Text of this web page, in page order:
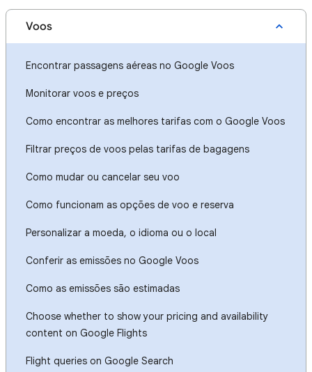
Voos
Encontrar passagens aéreas no Google Voos
Monitorar voos e preços
Como encontrar as melhores tarifas com o Google Voos
Filtrar preços de voos pelas tarifas de bagagens
Como mudar ou cancelar seu voo
Como funcionam as opções de voo e reserva
Personalizar a moeda, o idioma ou o local
Conferir as emissões no Google Voos
Como as emissões são estimadas
Choose whether to show your pricing and availability
content on Google Flights
Flight queries on Google Search